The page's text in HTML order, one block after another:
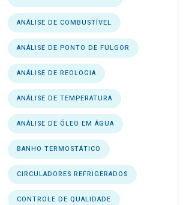
ANÁLISE DE COMBUSTÍVEL
ANÁLISE DE PONTO DE FULGOR
ANÁLISE DE REOLOGIA
ANÁLISE DE TEMPERATURA
ANÁLISE DE ÓLEO EM ÁGUA
BANHO TERMOSTÁTICO
CIRCULADORES REFRIGERADOS
CONTROLE DE QUALIDADE